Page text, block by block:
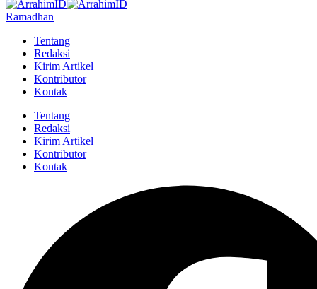
Ramadhan
Tentang
Redaksi
Kirim Artikel
Kontributor
Kontak
Tentang
Redaksi
Kirim Artikel
Kontributor
Kontak